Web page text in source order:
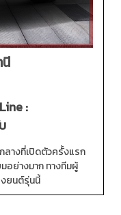
:
ลางที่เปิดตัวครั้งแรก
อย่างมาก ทางทีมผู้
ยนต์รุ่นนี้